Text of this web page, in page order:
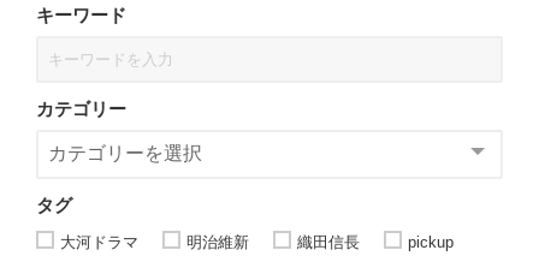
キーワード
カテゴリー
タグ
大河ドラマ 明治維新 織田信長
pickup